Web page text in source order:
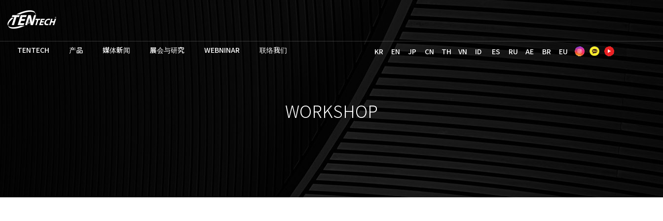
TENTECH 产品 媒体新闻 展会与研究 WEBNINAR 联络我们 KR EN JP CN TH VN ID ES RU AE BR EU
WORKSHOP